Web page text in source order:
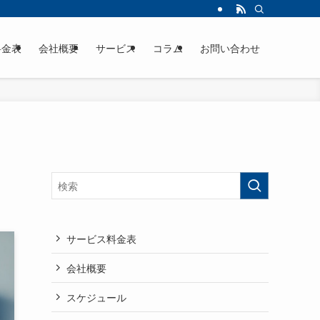
表 会社概要 サービス コラム お問い合わせ
サービス料金表
会社概要
スケジュール